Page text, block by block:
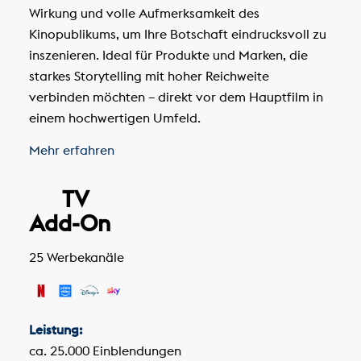
Wirkung und volle Aufmerksamkeit des
Kinopublikums, um Ihre Botschaft eindrucksvoll zu
inszenieren. Ideal für Produkte und Marken, die
starkes Storytelling mit hoher Reichweite
verbinden möchten – direkt vor dem Hauptfilm in
einem hochwertigen Umfeld.
Mehr erfahren
TV
Add-On
25 Werbekanäle
Leistung:
ca. 25.000 Einblendungen